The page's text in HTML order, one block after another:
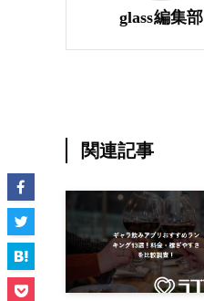
glass編集部
関連記事